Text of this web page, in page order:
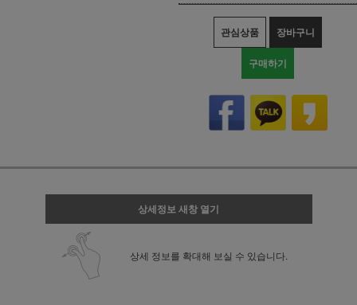
관심상품 장바구니
구매하기
상세정보 새창 열기
상세 정보를 확대해 보실 수 있습니다.